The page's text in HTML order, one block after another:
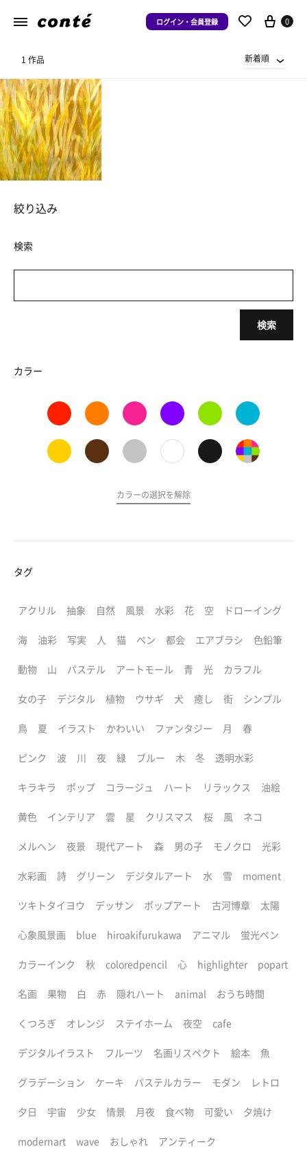
ログイン・会員登録 0
1 作品 新着順
絞り込み
検索
検索
カラー
カラーの選択を解除
タグ
アクリル 抽象 自然 風景 水彩 花 空 ドローイング
海 油彩 写実 人 猫 ペン 都会 エアブラシ 色鉛筆
動物 山 パステル アートモール 青 光 カラフル
女の子 デジタル 植物 ウサギ 犬 癒し 街 シンプル
鳥 夏 イラスト かわいい ファンタジー 月 春
ピンク 波 川 夜 緑 ブルー 木 冬 透明水彩
キラキラ ポップ コラージュ ハート リラックス 油絵
黄色 インテリア 雲 星 クリスマス 桜 風 ネコ
メルヘン 夜景 現代アート 森 男の子 モノクロ 光彩
水彩画 詩 グリーン デジタルアート 水 雪 moment
ツキトタイヨウ デッサン ポップアート 古河博章 太陽
心象風景画 blue hiroakifurukawa アニマル 蛍光ペン
カラーインク 秋 coloredpencil 心 highlighter popart
名画 果物 白 赤 隠れハート animal おうち時間
くつろぎ オレンジ ステイホーム 夜空 cafe
デジタルイラスト フルーツ 名画リスペクト 絵本 魚
グラデーション ケーキ パステルカラー モダン レトロ
夕日 宇宙 少女 情景 月夜 食べ物 可愛い 夕焼け
modernart wave おしゃれ アンティーク